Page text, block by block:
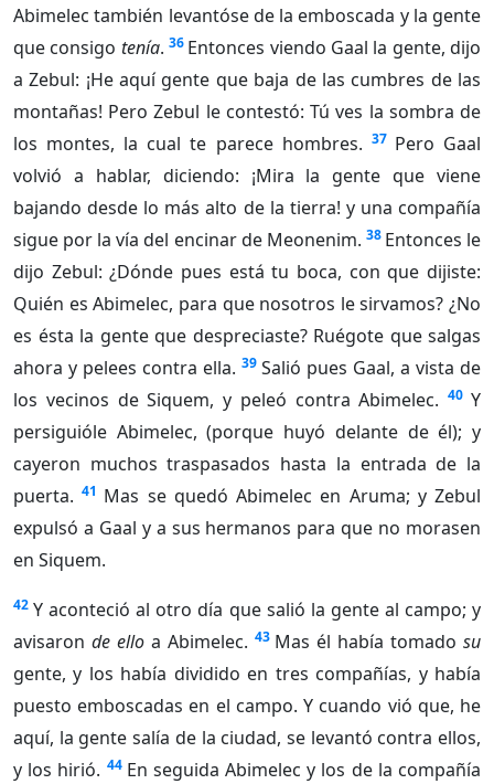
Abimelec también levantóse de la emboscada y la gente
que consigo tenía. 36 Entonces viendo Gaal la gente, dijo
a Zebul: ¡He aquí gente que baja de las cumbres de las
montañas! Pero Zebul le contestó: Tú ves la sombra de
los montes, la cual te parece hombres. 37 Pero Gaal
volvió a hablar, diciendo: ¡Mira la gente que viene
bajando desde lo más alto de la tierra! y una compañía
sigue por la vía del encinar de Meonenim. 38 Entonces le
dijo Zebul: ¿Dónde pues está tu boca, con que dijiste:
Quién es Abimelec, para que nosotros le sirvamos? ¿No
es ésta la gente que despreciaste? Ruégote que salgas
ahora y pelees contra ella. 39 Salió pues Gaal, a vista de
los vecinos de Siquem, y peleó contra Abimelec. 40 Y
persiguióle Abimelec, (porque huyó delante de él); y
cayeron muchos traspasados hasta la entrada de la
puerta. 41 Mas se quedó Abimelec en Aruma; y Zebul
expulsó a Gaal y a sus hermanos para que no morasen
en Siquem.
42 Y aconteció al otro día que salió la gente al campo; y
avisaron de elloa Abimelec. 43 Mas él había tomadosu
gente, y los había dividido en tres compañías, y había
puesto emboscadas en el campo. Y cuando vió que, he
aquí, la gente salía de la ciudad, se levantó contra ellos,
y los hirió. 44 En seguida Abimelec y los de la compañía